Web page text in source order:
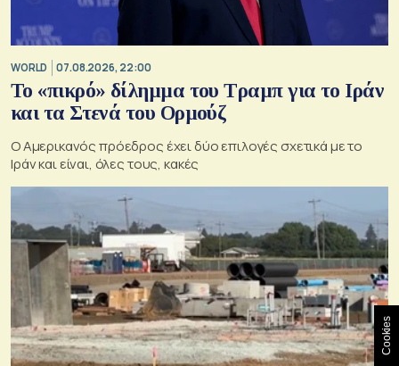
WORLD 07.08.2026, 22:00
Το «πικρό» δίλημμα του Τραμπ για το Ιράν
και τα Στενά του Ορμούζ
Ο Αμερικανός πρόεδρος έχει δύο επιλογές σχετικά με το
Ιράν και είναι, όλες τους, κακές
Cookies